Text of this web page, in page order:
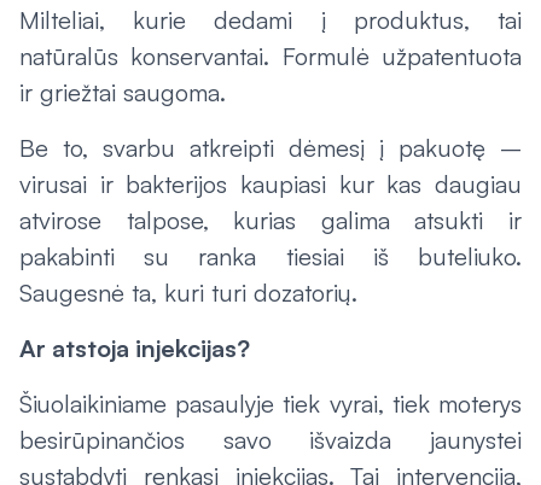
Milteliai, kurie dedami į produktus, tai
natūralūs konservantai. Formulė užpatentuota
ir griežtai saugoma.
Be to, svarbu atkreipti dėmesį į pakuotę –
virusai ir bakterijos kaupiasi kur kas daugiau
atvirose talpose, kurias galima atsukti ir
pakabinti su ranka tiesiai iš buteliuko.
Saugesnė ta, kuri turi dozatorių.
Ar atstoja injekcijas?
Šiuolaikiniame pasaulyje tiek vyrai, tiek moterys
besirūpinančios savo išvaizda jaunystei
sustabdyti renkasi injekcijas. Tai intervencija,